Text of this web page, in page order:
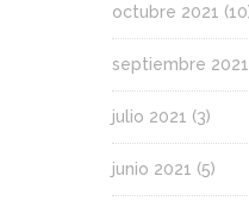
octubre 2021
septiembre 2021
julio 2021 (3)
junio 2021 (5)